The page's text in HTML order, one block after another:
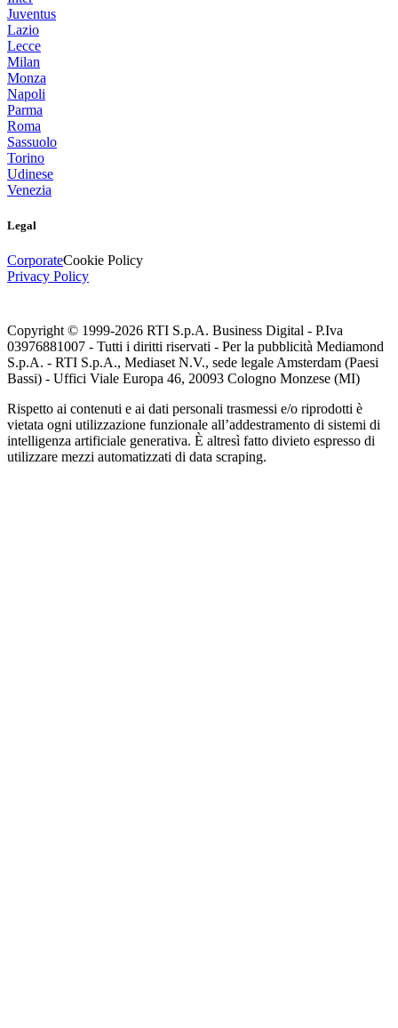
Juventus
Lazio
Lecce
Milan
Monza
Napoli
Parma
Roma
Sassuolo
Torino
Udinese
Venezia
Legal
CorporateCookie Policy
Privacy Policy
Copyright © 1999-2026 RTI S.p.A. Business Digital - P.Iva
03976881007 - Tutti i diritti riservati - Per la pubblicità Mediamond
S.p.A. - RTI S.p.A., Mediaset N.V., sede legale Amsterdam (Paesi
Bassi) - Uffici Viale Europa 46, 20093 Cologno Monzese (MI)
Rispetto ai contenuti e ai dati personali trasmessi e/o riprodotti è
vietata ogni utilizzazione funzionale all’addestramento di sistemi di
intelligenza artificiale generativa. È altresì fatto divieto espresso di
utilizzare mezzi automatizzati di data scraping.